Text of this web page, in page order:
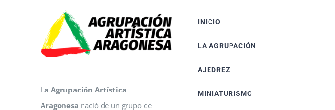
La Agrupación Artística
Aragonesa nació de un grupo de
INICIO
LA AGRUPACIÓN
AJEDREZ
MINIATURISMO